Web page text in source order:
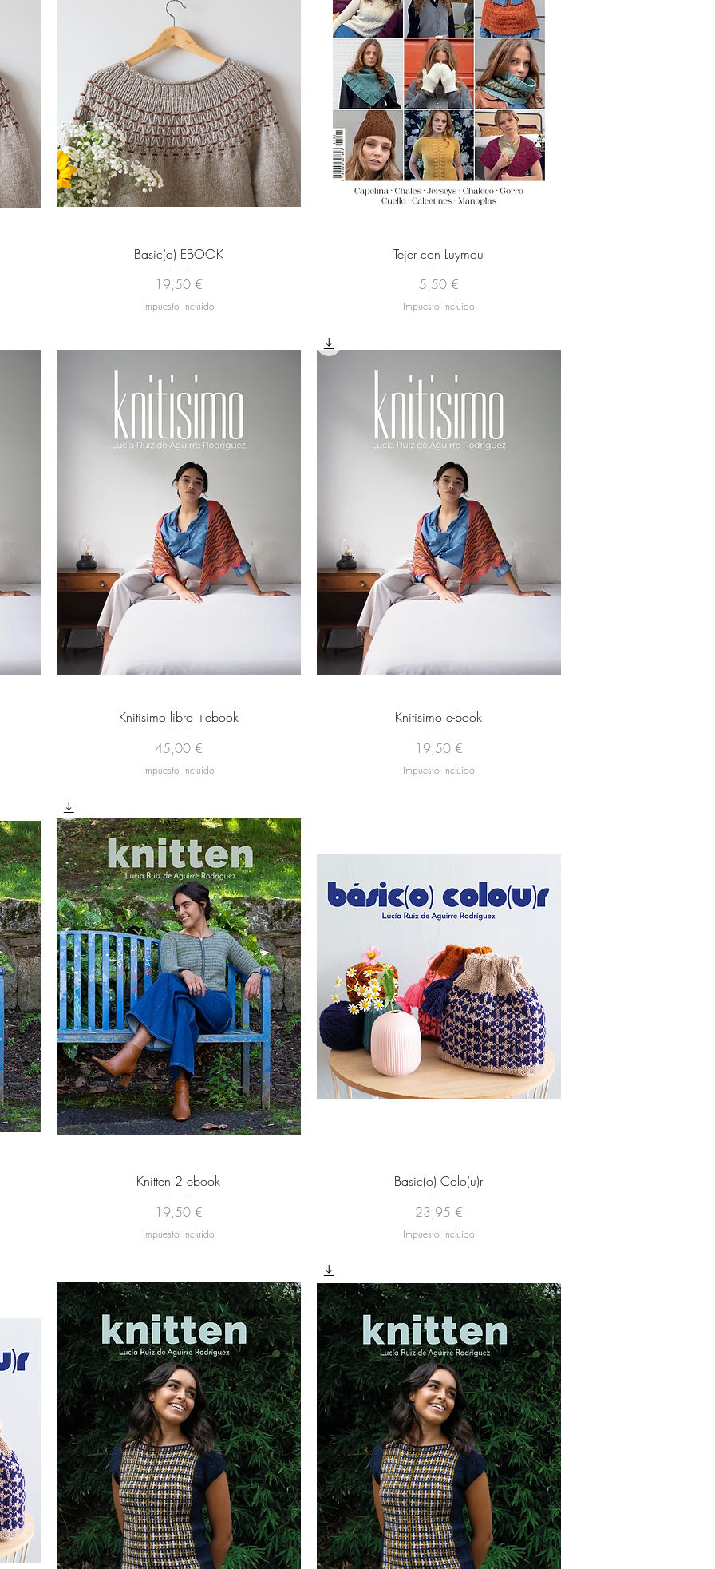
Vista rápida
Basic(o) EBOOK
Precio
19,50 €
Impuesto incluido
Vista rápida
Tejer con Luymou
Precio
5,50 €
Impuesto incluido
Vista rápida
Knitisimo libro +ebook
Precio
45,00 €
Impuesto incluido
Vista rápida
Knitisimo e-book
Precio
19,50 €
Impuesto incluido
Vista rápida
Knitten 2 ebook
Precio
19,50 €
Impuesto incluido
Vista rápida
Basic(o) Colo(u)r
Precio
23,95 €
Impuesto incluido